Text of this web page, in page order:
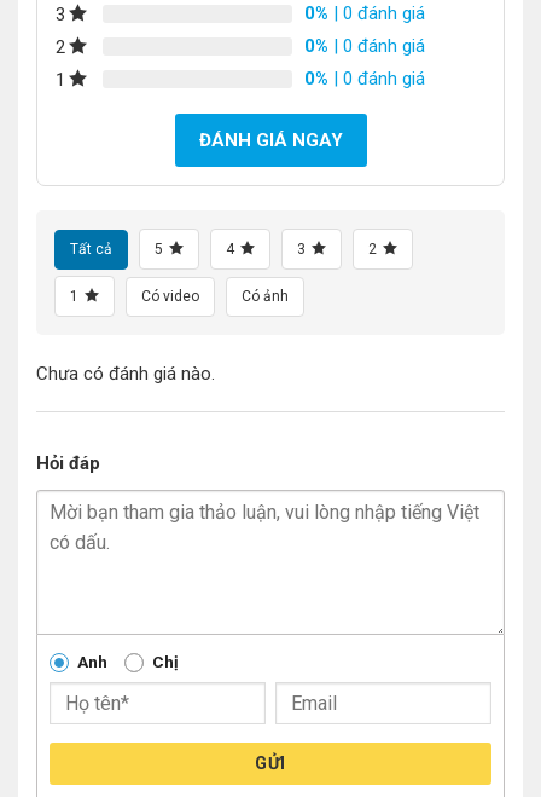
3
0% | 0 đánh giá
2
0% | 0 đánh giá
1
0% | 0 đánh giá
ĐÁNH GIÁ NGAY
Tất cả 5 4 3 2
1 Có video Có ảnh
Chưa có đánh giá nào.
Hỏi đáp
Anh Chị
GỬI